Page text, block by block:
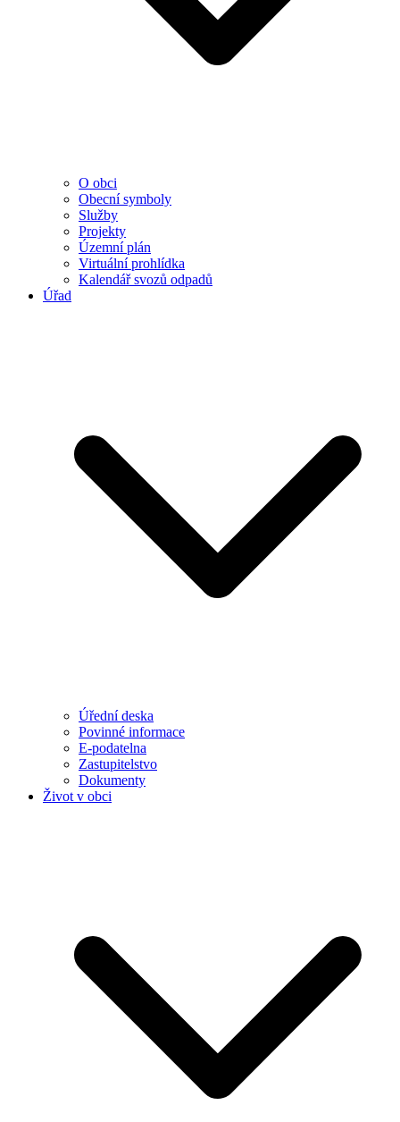
O obci
Obecní symboly
Služby
Projekty
Územní plán
Virtuální prohlídka
Kalendář svozů odpadů
Úřad
Úřední deska
Povinné informace
E-podatelna
Zastupitelstvo
Dokumenty
Život v obci